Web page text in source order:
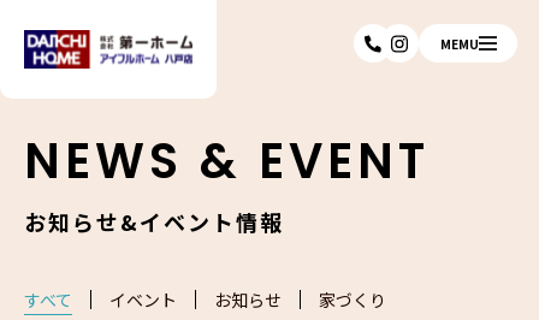
MEMU
NEWS & EVENT
お知らせ&イベント情報
すべて イベント お知らせ 家づくり